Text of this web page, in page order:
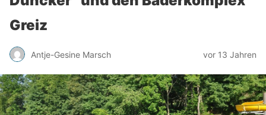
Greiz
Antje-Gesine Marsch vor 13 Jahren